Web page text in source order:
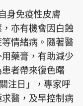
身免疫性皮膚
亦有機會因白蝕
情緒病。隨著醫
藥膏，有助減少
者帶來復色曙
注日」，專家呼
醫，及早控制病